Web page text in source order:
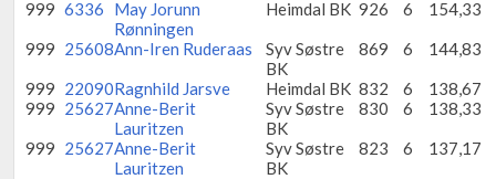
999 6336
May Jorunn
Rønningen
Heimdal BK 926 6
154,33
999 25608Ann-Iren Ruderaas
Syv Søstre
BK
869 6
144,83
999 22090Ragnhild Jarsve Heimdal BK 832 6
138,67
999 25627Anne-Berit
Lauritzen
Syv Søstre
BK
830 6
138,33
999 25627Anne-Berit
Lauritzen
Syv Søstre
BK
823 6 137,17